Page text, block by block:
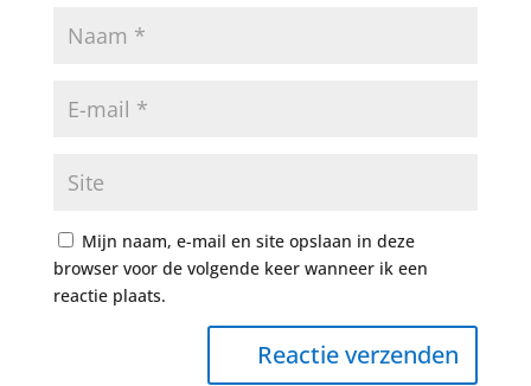
Mijn naam, e-mail en site opslaan in deze
browser voor de volgende keer wanneer ik een
reactie plaats.